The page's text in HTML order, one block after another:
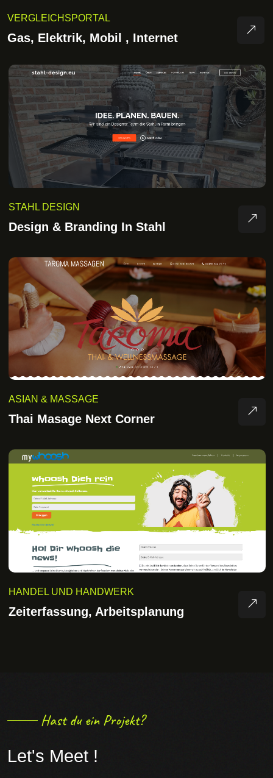
VERGLEICHSPORTAL
Gas, Elektrik, Mobil , Internet
STAHL DESIGN
Design & Branding In Stahl
ASIAN & MASSAGE
Thai Masage Next Corner
HANDEL UND HANDWERK
Zeiterfassung, Arbeitsplanung
Hast du ein Projekt?
Let's Meet !